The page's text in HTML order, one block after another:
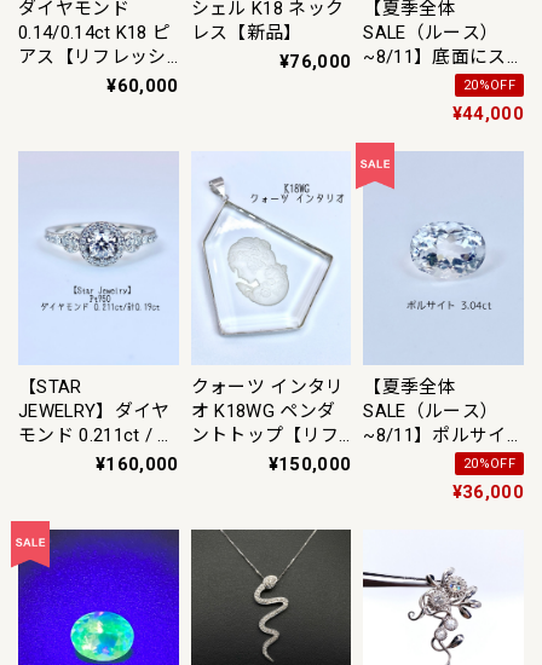
ダイヤモンド
0.14/0.14ct K18 ピ
アス【リフレッシ
ュメント(新品仕上
¥60,000
シェル K18 ネック
レス【新品】
¥76,000
【夏季全体
SALE（ルース）
~8/11】底面にス
ターが浮かぶ★ 特
殊カットダイヤモ
ンド 0.154ct ルー
ス【中央宝石研究
所ソーティング
20%OFF
¥44,000
【STAR
JEWELRY】ダイヤ
モンド 0.211ct / ダ
イヤモンド 計
ュメント(新品仕上
げ・補修・洗浄等
済)】【3日以内返
品可（※カード/キ
ャリア決済の場
合）】
¥160,000
クォーツ インタリ
オ K18WG ペンダ
ントトップ【リフ
レッシュメント(新
以内返品可（※カ
ード/キャリア決済
の場合）】
¥150,000
【夏季全体
SALE（ルース）
~8/11】ポルサイ
ト 3.04ct ルース
20%OFF
¥36,000